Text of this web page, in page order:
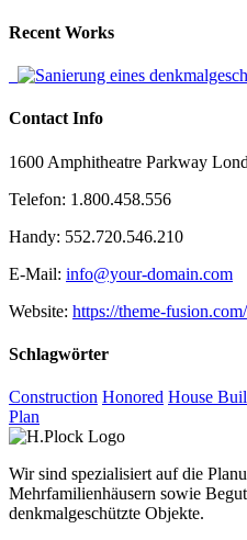
Recent Works
Contact Info
1600 Amphitheatre Parkway
Telefon: 1.800.458.556
Handy: 552.720.546.210
E-Mail: info@your-domain.com
Website: https://theme-fusion.com/
Schlagwörter
Construction Honored House
Plan
Wir sind spezialisiert auf die
Mehrfamilienhäusern sowie
denkmalgeschützte Objekte.